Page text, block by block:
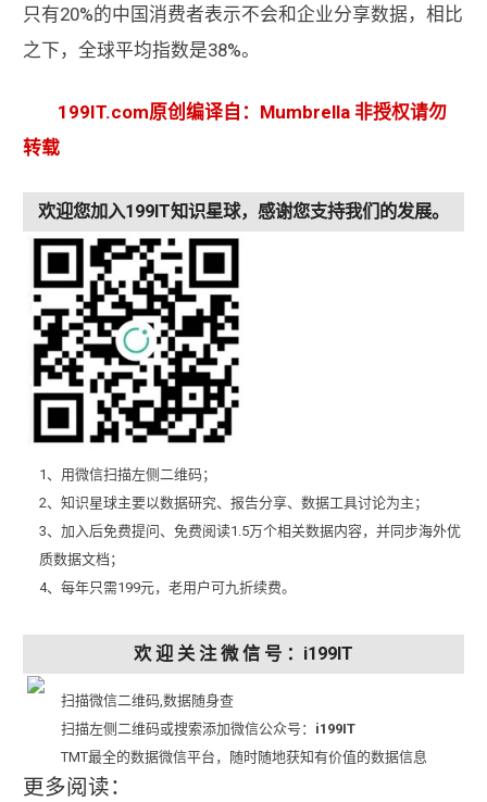
只有20%的中国消费者表示不会和企业分享数据，相比
之下，全球平均指数是38%。
199IT.com原创编译自：Mumbrella 非授权请勿
转载
欢迎您加入199IT知识星球，感谢您支持我们的发展。
1、用微信扫描左侧二维码；
2、知识星球主要以数据研究、报告分享、数据工具讨论为主；
3、加入后免费提问、免费阅读1.5万个相关数据内容，并同步海外优
质数据文档；
4、每年只需199元，老用户可九折续费。
欢 迎 关 注 微 信 号 ：i199IT
扫描微信二维码,数据随身查
扫描左侧二维码或搜索添加微信公众号： i199IT
TMT最全的数据微信平台，随时随地获知有价值的数据信息
更多阅读：